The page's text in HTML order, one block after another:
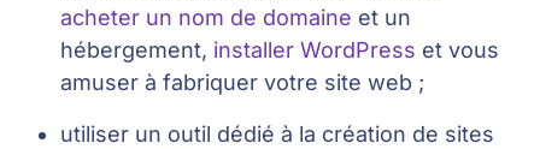
acheter un nom de domaine et un
hébergement, installer WordPress et vous
amuser à fabriquer votre site web ;
utiliser un outil dédié à la création de sites